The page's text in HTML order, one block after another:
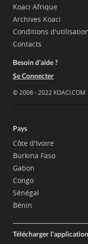
Koaci Afrique
Archives Koaci
Conditions
Contacts
Besoin d'aide ?
Se Connecter
© 2008 - 2022 KOACI.COM
Pays
Côte d'Ivoire
Burkina Faso
Gabon
Congo
Sénégal
Bénin
Télécharger